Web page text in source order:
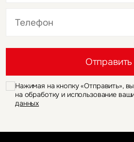
Отправить
Нажимая на кнопку «Отправить»,
на обработку и использование
данных